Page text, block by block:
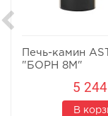
Печь-камин
"БОРН 8М"
5
В